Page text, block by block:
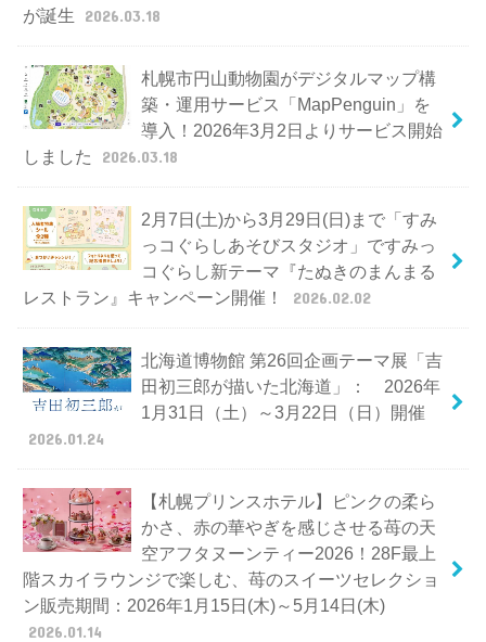
が誕生
2026.03.18
札幌市円山動物園がデジタルマップ構
築・運用サービス「MapPenguin」を
導入！2026年3月2日よりサービス開始
しました
2026.03.18
2月7日(土)から3月29日(日)まで「すみ
っコぐらしあそびスタジオ」ですみっ
コぐらし新テーマ『たぬきのまんまる
レストラン』キャンペーン開催！
2026.02.02
北海道博物館 第26回企画テーマ展「吉
田初三郎が描いた北海道」： 2026年
1月31日（土）～3月22日（日）開催
2026.01.24
【札幌プリンスホテル】ピンクの柔ら
かさ、赤の華やぎを感じさせる苺の天
空アフタヌーンティー2026！28F最上
階スカイラウンジで楽しむ、苺のスイーツセレクショ
ン販売期間：2026年1月15日(木)～5月14日(木)
2026.01.14